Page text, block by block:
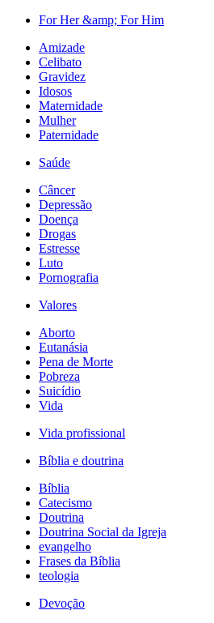
For Her &amp; For Him
Amizade
Celibato
Gravidez
Idosos
Maternidade
Mulher
Paternidade
Saúde
Câncer
Depressão
Doença
Drogas
Estresse
Luto
Pornografia
Valores
Aborto
Eutanásia
Pena de Morte
Pobreza
Suicídio
Vida
Vida profissional
Bíblia e doutrina
Bíblia
Catecismo
Doutrina
Doutrina Social da Igreja
evangelho
Frases da Bíblia
teologia
Devoção